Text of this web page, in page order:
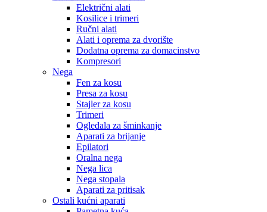
Električni alati
Kosilice i trimeri
Ručni alati
Alati i oprema za dvorište
Dodatna oprema za domacinstvo
Kompresori
Nega
Fen za kosu
Presa za kosu
Stajler za kosu
Trimeri
Ogledala za šminkanje
Aparati za brijanje
Epilatori
Oralna nega
Nega lica
Nega stopala
Aparati za pritisak
Ostali kućni aparati